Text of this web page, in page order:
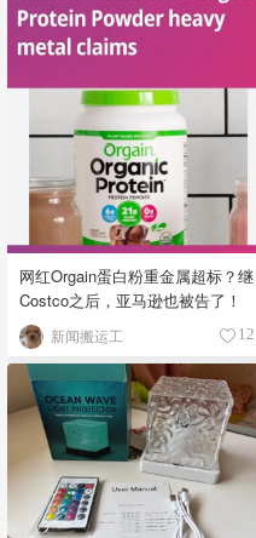
网红Orgain蛋白粉重金属超标？继
Costco之后，亚马逊也被告了！
新闻搬运工 12